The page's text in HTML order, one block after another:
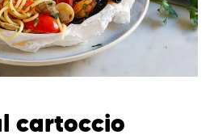
cartoccio